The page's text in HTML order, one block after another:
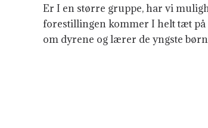
Er I en større gruppe, har vi
forestillingen kommer I helt tæt
om dyrene og lærer de yngste